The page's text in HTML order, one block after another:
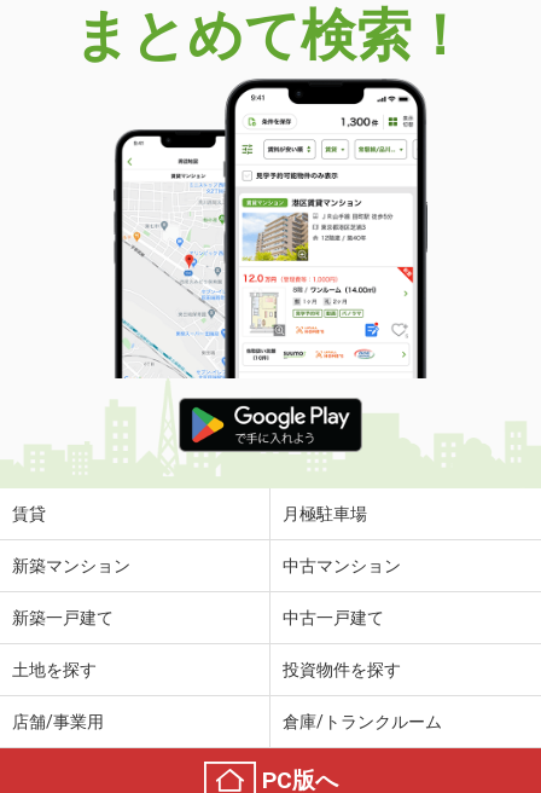
まとめて検索！
賃貸 月極駐車場
新築マンション 中古マンション
新築一戸建て 中古一戸建て
土地を探す 投資物件を探す
店舗/事業用 倉庫/トランクルーム
PC版へ